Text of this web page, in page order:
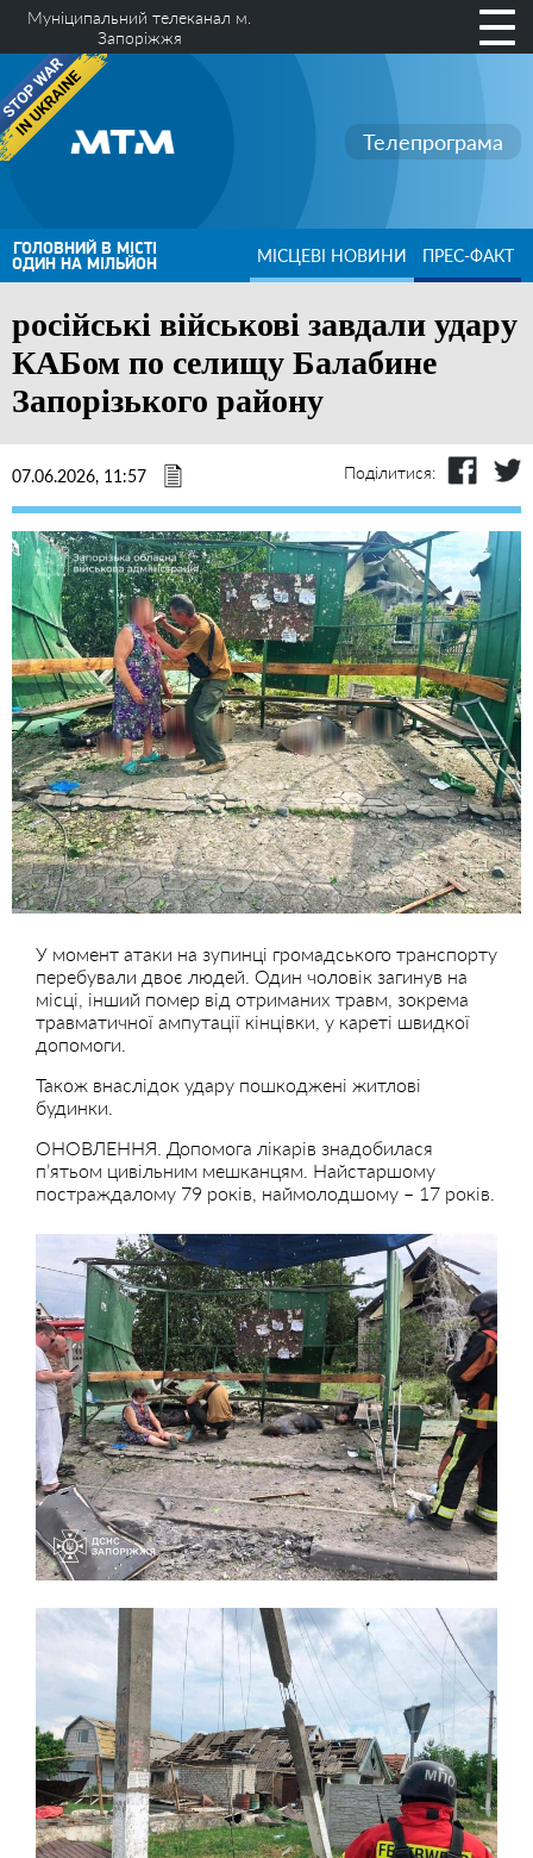
Муніципальний телеканал м.
Запоріжжя
Телепрограма
ГОЛОВНИЙ В МІСТІ
ОДИН НА МІЛЬЙОН МІСЦЕВІ НОВИНИ ПРЕС-ФАКТ
російські військові завдали удару
КАБом по селищу Балабине
Запорізького району
07.06.2026, 11:57 Поділитися:
У момент атаки на зупинці громадського транспорту
перебували двоє людей. Один чоловік загинув на
місці, інший помер від отриманих травм, зокрема
травматичної ампутації кінцівки, у кареті швидкої
допомоги.
Також внаслідок удару пошкоджені житлові
будинки.
ОНОВЛЕННЯ. Допомога лікарів знадобилася
п’ятьом цивільним мешканцям. Найстаршому
постраждалому 79 років, наймолодшому – 17 років.